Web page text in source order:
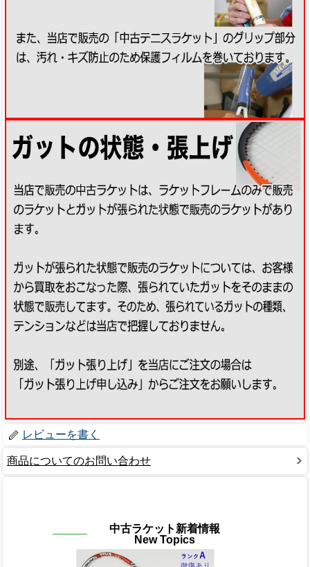
レビューを書く
商品についてのお問い合わせ
中古ラケット新着情報
New Topics